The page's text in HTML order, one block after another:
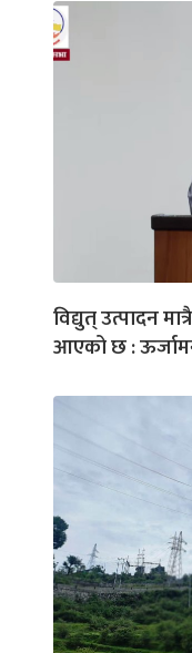
विद्युत् उत्पादन
आएको छ :